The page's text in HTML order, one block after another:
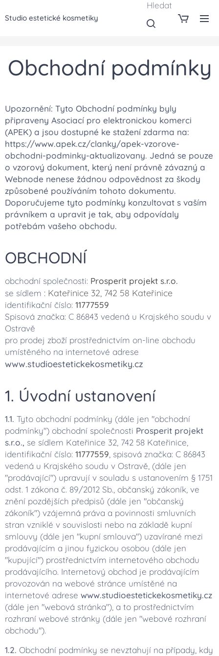
Studio estetické kosmetiky
Hledat
Obchodní podmínky
Upozornění: Tyto Obchodní podmínky byly
připraveny Asociací pro elektronickou komerci
(APEK) a jsou dostupné ke stažení zdarma na:
https://www.apek.cz/clanky/apek-vzorove-
obchodni-podminky-aktualizovany. Jedná se pouze
o vzorový dokument, který není právně závazný a
Webnode nenese žádnou odpovědnost za škody
způsobené používáním tohoto dokumentu.
Doporučujeme tyto podmínky konzultovat s vaším
právníkem a upravit je tak, aby odpovídaly
potřebám vašeho obchodu.
OBCHODNÍ
obchodní společnosti: Prosperit projekt s.r.o.
se sídlem : Kateřinice 32, 742 58 Kateřinice
identifikační číslo: 11777559
Spisová značka: C 86843 vedená u Krajského soudu v
Ostravě
pro prodej zboží prostřednictvím on-line obchodu
umístěného na internetové adrese
www.studioestetickekosmetiky.cz
1. Úvodní ustanovení
1.1. Tyto obchodní podmínky (dále jen "obchodní
podmínky") obchodní společnosti Prosperit projekt
s.r.o., se sídlem Kateřinice 32, 742 58 Kateřinice,
identifikační číslo: 11777559 , spisová značka: C 86843
vedená u Krajského soudu v Ostravě, (dále jen
"prodávající") upravují v souladu s ustanovením § 1751
odst. 1 zákona č. 89/2012 Sb., občanský zákoník, ve
znění pozdějších předpisů (dále jen "občanský
zákoník") vzájemná práva a povinnosti smluvních
stran vzniklé v souvislosti nebo na základě kupní
smlouvy (dále jen "kupní smlouva") uzavírané mezi
prodávajícím a jinou fyzickou osobou (dále jen
"kupující") prostřednictvím internetového obchodu
prodávajícího. Internetový obchod je prodávajícím
provozován na webové stránce umístěné na
internetové adrese www.studioestetickekosmetiky.cz
(dále jen "webová stránka"), a to prostřednictvím
rozhraní webové stránky (dále jen "webové rozhraní
obchodu").
1.2. Obchodní podmínky se nevztahují na případy, kdy